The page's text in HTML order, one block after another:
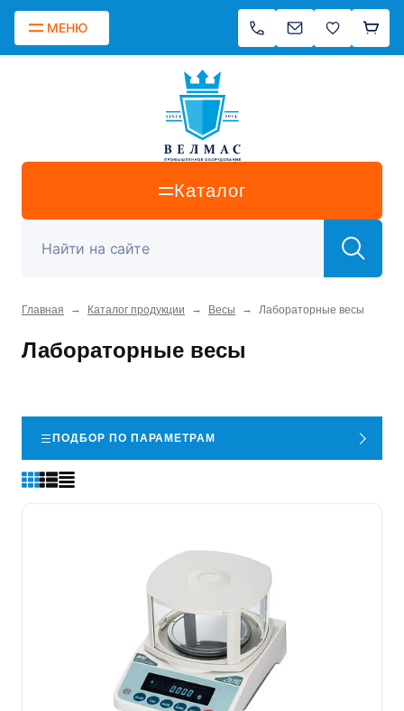
МЕНЮ
Каталог
Главная → Каталог продукции → Весы → Лабораторные весы
Лабораторные весы
ПОДБОР ПО ПАРАМЕТРАМ